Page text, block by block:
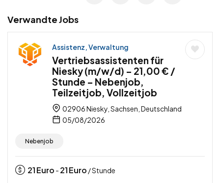
Verwandte Jobs
Assistenz, Verwaltung
Vertriebsassistenten für
Niesky (m/w/d) – 21,00 € /
Stunde – Nebenjob,
Teilzeitjob, Vollzeitjob
02906 Niesky, Sachsen, Deutschland
05/08/2026
Nebenjob
21Euro - 21Euro / Stunde